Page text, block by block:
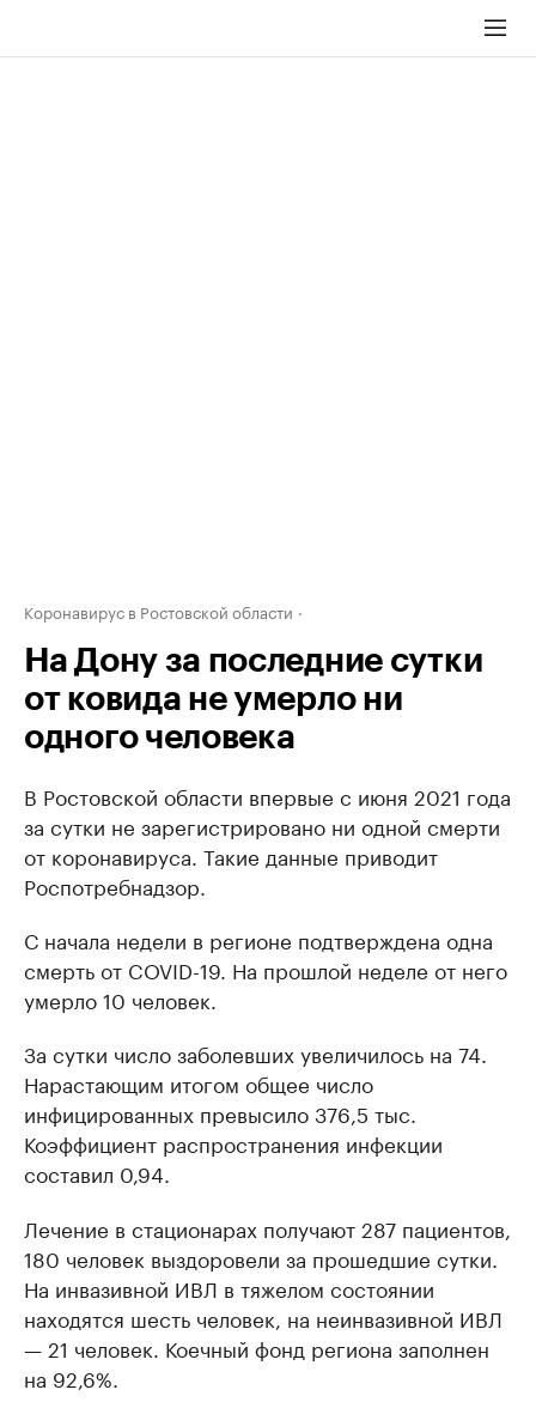
Коронавирус в Ростовской области
На Дону за последние сутки
от ковида не умерло ни
одного человека
В Ростовской области впервые с июня 2021 года
за сутки не зарегистрировано ни одной смерти
от коронавируса. Такие данные приводит
Роспотребнадзор.
С начала недели в регионе подтверждена одна
смерть от COVID-19. На прошлой неделе от него
умерло 10 человек.
За сутки число заболевших увеличилось на 74.
Нарастающим итогом общее число
инфицированных превысило 376,5 тыс.
Коэффициент распространения инфекции
составил 0,94.
Лечение в стационарах получают 287 пациентов,
180 человек выздоровели за прошедшие сутки.
На инвазивной ИВЛ в тяжелом состоянии
находятся шесть человек, на неинвазивной ИВЛ
— 21 человек. Коечный фонд региона заполнен
на 92,6%.